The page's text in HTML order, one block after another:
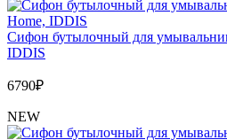
Сифон бутылочный для
IDDIS
6790₽
NEW